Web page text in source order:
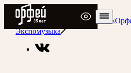
Радио Орфей
Радио классической музыки
Экспомузыка